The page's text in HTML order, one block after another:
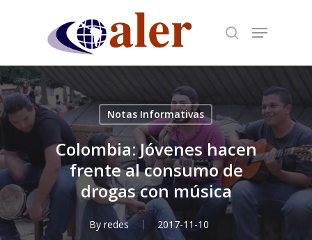
content
Notas Informativas
Colombia: Jóvenes hacen
frente al consumo de
drogas con música
By redes 2017-11-10